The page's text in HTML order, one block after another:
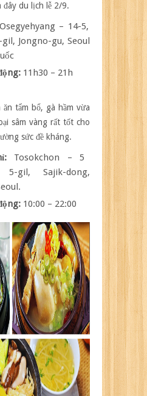
đây du lịch lễ 2/9.
Osegyehyang – 14-5,
Jongno-gu, Seoul
11h30 – 21h
ăn tẩm bổ, gà hầm vừa
sâm vàng rất tốt cho
sức đề kháng.
Tosokchon – 5
5-gil, Sajik-dong,
10:00 – 22:00